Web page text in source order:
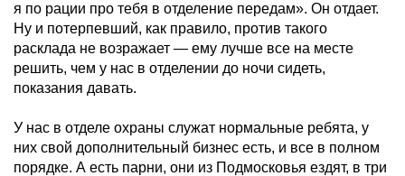
я по рации про тебя в отделение передам». Он отдает.
Ну и потерпевший, как правило, против такого
расклада не возражает — ему лучше все на месте
решить, чем у нас в отделении до ночи сидеть,
показания давать.
У нас в отделе охраны служат нормальные ребята, у
них свой дополнительный бизнес есть, и все в полном
порядке. А есть парни, они из Подмосковья ездят, в три